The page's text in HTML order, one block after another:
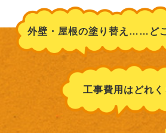
外壁・屋根の塗り替え……ど
工事費用はどれく